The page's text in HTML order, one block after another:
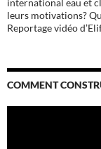
leurs motivations?
Reportage vidéo
COMMENT